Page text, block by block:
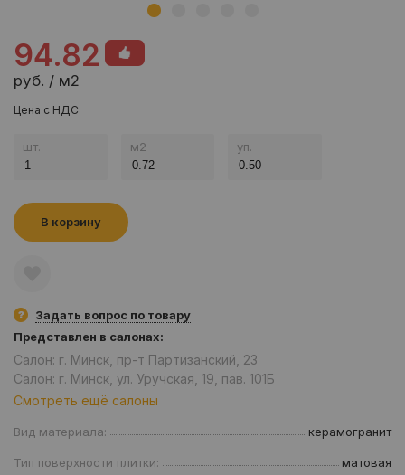
94.82
руб. / м2
Цена с НДС
шт. м2 уп.
В корзину
Задать вопрос по товару
Представлен в салонах:
Салон: г. Минск, пр-т Партизанский, 23
Салон: г. Минск, ул. Уручская, 19, пав. 101Б
Смотреть ещё салоны
Вид материала: керамогранит
Тип поверхности плитки: матовая